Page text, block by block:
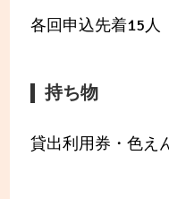
各回申込先着15人
持ち物
貸出利用券・色え